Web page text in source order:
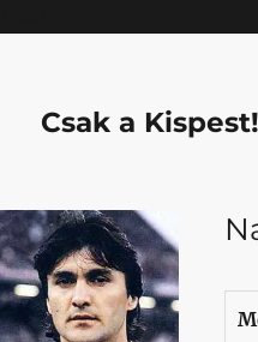
Csak a Kispest!